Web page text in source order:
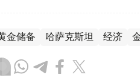
金储备 哈萨克斯坦 经济